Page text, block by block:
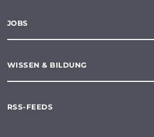
JOBS
WISSEN & BILDUNG
RSS-FEEDS